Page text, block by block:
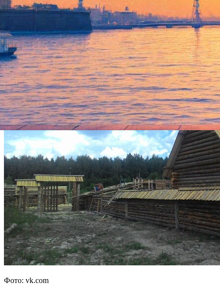
Кинокомпании «Марс Медиа» и «Амедиа» снимут для
Первого канала 16-серийный фильм «Золотая орда», сюжет
которого разворачивается в XIII веке. В сценарии Ольги
Ларионовой речь идет о противостоянии Киевской Руси и
Золотой Орды. Специально для съемок под Москвой на
площади в 10 тысяч метров был возведен деревянный город с
бревенчатыми домами, заборами и воротами, – фотографии с
площадки размещены в группе кинокомпании «Марс Медиа»
ВКонтакте.
Фото: vk.com